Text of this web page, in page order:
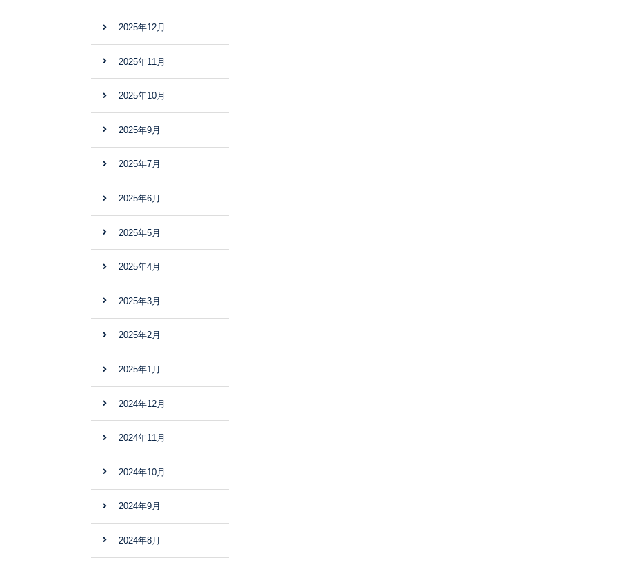
2025年12月
2025年11月
2025年10月
2025年9月
2025年7月
2025年6月
2025年5月
2025年4月
2025年3月
2025年2月
2025年1月
2024年12月
2024年11月
2024年10月
2024年9月
2024年8月